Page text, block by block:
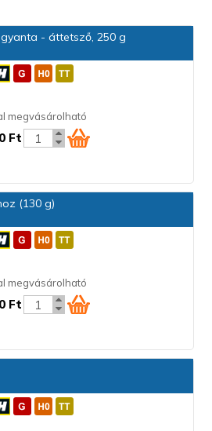
- áttetsző, 250 g
megvásárolható
Ft
(130 g)
megvásárolható
Ft